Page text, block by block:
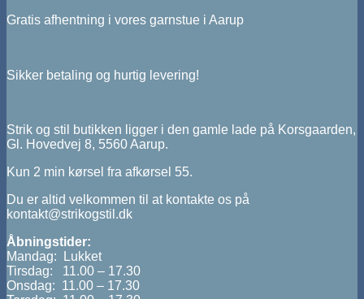
Gratis afhentning i vores garnstue i Aarup
Sikker betaling og hurtig levering!
Strik og stil butikken ligger i den gamle lade på Korsgaarden,
Gl. Hovedvej 8, 5560 Aarup.
Kun 2 min kørsel fra afkørsel 55.
Du er altid velkommen til at kontakte os på
kontakt@strikogstil.dk
Åbningstider:
Mandag: Lukket
Tirsdag: 11.00 – 17.30
Onsdag: 11.00 – 17.30